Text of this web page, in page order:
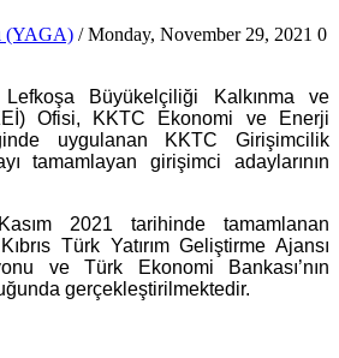
(YAGA) / Monday, November 29, 2021 0
Büyükelçiliği Kalkınma ve
Ofisi, KKTC Ekonomi ve Enerji
uygulanan KKTC Girişimcilik
tamamlayan girişimci adaylarının
2021 tarihinde tamamlanan
Türk Yatırım Geliştirme Ajansı
ve Türk Ekonomi Bankası’nın
gerçekleştirilmektedir.